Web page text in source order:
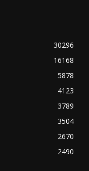
30296
16168
5878
4123
3789
3504
2670
2490